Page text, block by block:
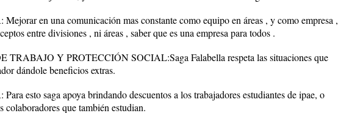
en una comunicación mas constante como equipo en áreas , y como empresa ,
entre divisiones , ni áreas , saber que es una empresa para todos .
TRABAJO Y PROTECCIÓN SOCIAL:Saga Falabella respeta las situaciones que
dándole beneficios extras.
esto saga apoya brindando descuentos a los trabajadores estudiantes de ipae, o
colaboradores que también estudian.